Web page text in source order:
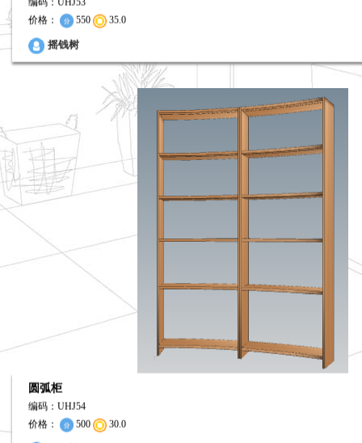
价格：
550 35.0
摇钱树
圆弧柜
编码：UHJ54
价格：
500 30.0